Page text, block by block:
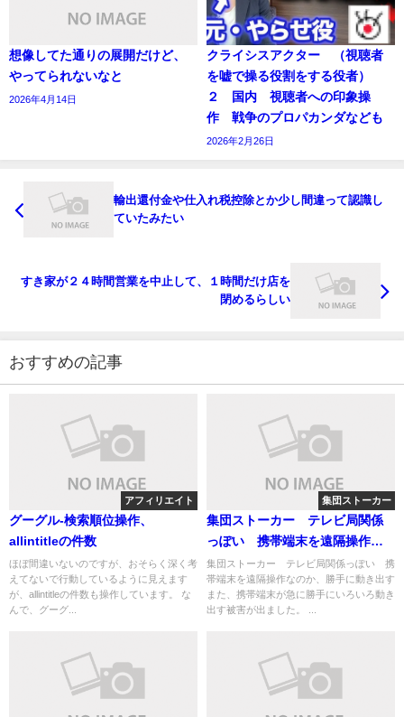
想像してた通りの展開だけど、
やってられないなと
2026年4月14日
クライシスアクター （視聴者
を嘘で操る役割をする役者）
２ 国内 視聴者への印象操
作 戦争のプロパカンダなども
2026年2月26日
輸出還付金や仕入れ税控除とか少し間違って認識し
ていたみたい
すき家が２４時間営業を中止して、１時間だけ店を
閉めるらしい
おすすめの記事
アフィリエイト
グーグル-検索順位操作、
allintitleの件数
ほぼ間違いないのですが、おそらく深く考
えてないで行動しているように見えます
が、allintitleの件数も操作しています。 な
んで、グーグ...
集団ストーカー
集団ストーカー テレビ局関係
っぽい 携帯端末を遠隔操作な
のか、勝手に動き出す
集団ストーカー テレビ局関係っぽい 携
帯端末を遠隔操作なのか、勝手に動き出す
また、携帯端末が急に勝手にいろいろ動き
出す被害が出ました。 ...